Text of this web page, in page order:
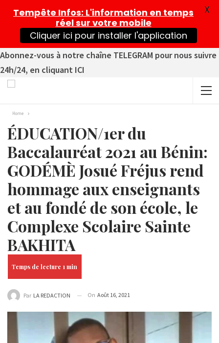
Abonnez-vous à notre chaîne TELEGRAM pour nous suivre
24h/24, en cliquant ICI
Home
ÉDUCATION/1er du
Baccalauréat 2021 au Bénin:
GODÉMÈ Josué Fréjus rend
hommage aux enseignants
et au fondé de son école, le
Complexe Scolaire Sainte
BAKHITA
Par LA REDACTION On Août 16, 2021
Tempête Infos: L'information en temps
réel sur votre mobile
Cliquer ici pour installer l'application
X